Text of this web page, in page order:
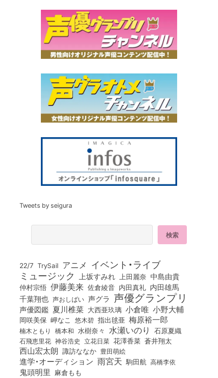
Tweets by seigura
22/7 TrySail アニメ イベント・ライブ
ミュージック 上坂すみれ 上田麗奈 中島由貴
仲村宗悟 伊藤美来 佐倉綾音 内田真礼 内田雄馬
千葉翔也 声おしばい 声グラ 声優グランプリ
声優図鑑 夏川椎菜 大西亜玖璃 小倉唯 小野大輔
岡咲美保 岬なこ 悠木碧 指出毬亜 梅原裕一郎
楠木ともり 橋本和 水樹奈々 水瀬いのり 石原夏織
石飛恵里花 神谷浩史 立花日菜 花澤香菜 蒼井翔太
西山宏太朗 諏訪ななか 豊田萌絵
進学・オーディション 雨宮天 駒田航 高橋李依
鬼頭明里 麻倉もも